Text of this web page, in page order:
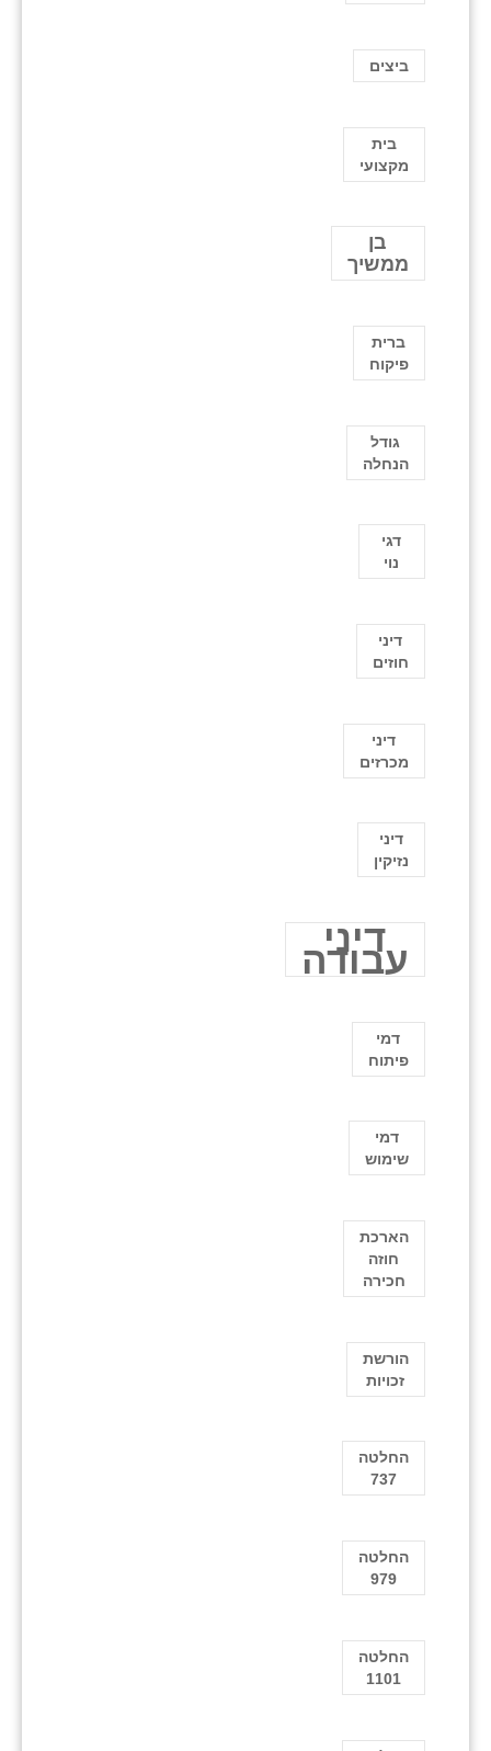
ביצים
בית
מקצועי
בן
ממשיך
ברית
פיקוח
גודל
הנחלה
דגי
נוי
דיני
חוזים
דיני
מכרזים
דיני
נזיקין
דיני
עבודה
דמי
פיתוח
דמי
שימוש
הארכת
חוזה
חכירה
הורשת
זכויות
החלטה
737
החלטה
979
החלטה
1101